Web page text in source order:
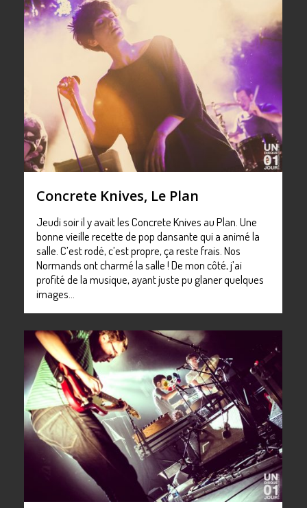
Concrete Knives, Le Plan
Jeudi soir il y avait les Concrete Knives au Plan. Une
bonne vieille recette de pop dansante qui a animé la
salle. C’est rodé, c’est propre, ça reste frais. Nos
Normands ont charmé la salle ! De mon côté, j’ai
profité de la musique, ayant juste pu glaner quelques
images…
0